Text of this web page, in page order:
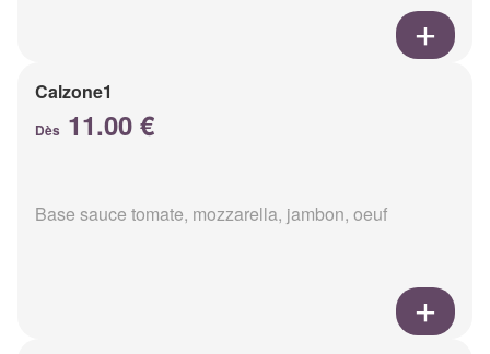
Calzone1
Dès 11.00 €
Base sauce tomate, mozzarella, jambon, oeuf